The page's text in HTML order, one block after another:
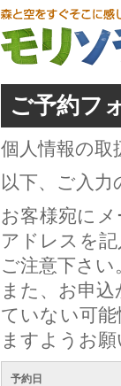
ご予約フ
個人情報の取
以下、ご入
お客様宛に
アドレスを
ご注意下さい
また、お申
ていない可
ますようお願
予約日